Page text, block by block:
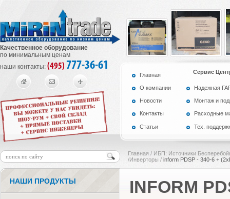
Качественное оборудование
по минимальным ценам
наши контакты: (495) 777-36-61
Главная
О компании
Новости
Контакты
Статьи
Сервис
Надежная
Монтаж и
Расходные
Тех.
Главная / ИБП: Источники
/Инверторы / inform PDSP - 340-6 +
НАШИ ПРОДУКТЫ
INFORM